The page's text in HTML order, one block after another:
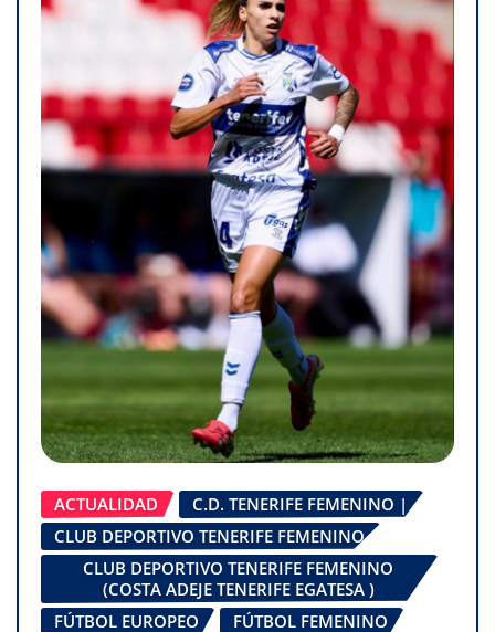
ACTUALIDAD
C.D. TENERIFE FEMENINO |
CLUB DEPORTIVO TENERIFE FEMENINO
CLUB DEPORTIVO TENERIFE FEMENINO
(COSTA ADEJE TENERIFE EGATESA )
FÚTBOL EUROPEO
FÚTBOL FEMENINO